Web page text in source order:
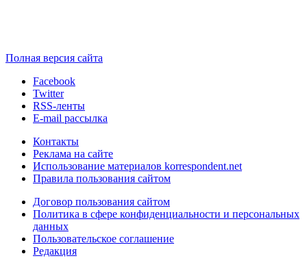
Полная версия сайта
Facebook
Twitter
RSS-ленты
E-mail рассылка
Контакты
Реклама на сайте
Использование материалов korrespondent.net
Правила пользования сайтом
Договор пользования сайтом
Политика в сфере конфиденциальности и персональных
данных
Пользовательское соглашение
Редакция